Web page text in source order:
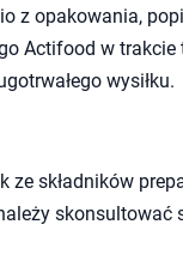
z opakowania,
Actifood w trakcie
wysiłku.
składników
skonsultować